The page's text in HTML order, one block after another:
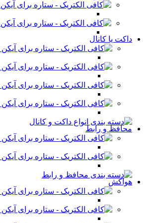
داکت یا کانال
محافظ و رابط
هواکش